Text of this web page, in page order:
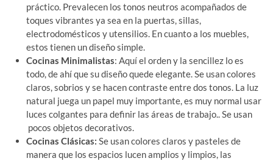
práctico. Prevalecen los tonos neutros acompañados de
toques vibrantes ya sea en la puertas, sillas,
electrodomésticos y utensilios. En cuanto a los muebles,
estos tienen un diseño simple.
Cocinas Minimalistas: Aquí el orden y la sencillez lo es
todo, de ahí que su diseño quede elegante. Se usan colores
claros, sobrios y se hacen contraste entre dos tonos. La luz
natural juega un papel muy importante, es muy normal usar
luces colgantes para definir las áreas de trabajo.. Se usan
pocos objetos decorativos.
Cocinas Clásicas: Se usan colores claros y pasteles de
manera que los espacios lucen amplios y limpios, las